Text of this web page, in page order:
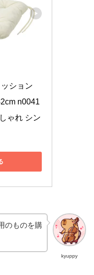
ション
n0041
ゃれ シン
kyuppy
のものを購